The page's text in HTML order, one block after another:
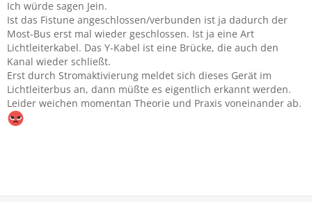
Ich würde sagen Jein.
Ist das Fistune angeschlossen/verbunden ist ja dadurch der
Most-Bus erst mal wieder geschlossen. Ist ja eine Art
Lichtleiterkabel. Das Y-Kabel ist eine Brücke, die auch den
Kanal wieder schließt.
Erst durch Stromaktivierung meldet sich dieses Gerät im
Lichtleiterbus an, dann müßte es eigentlich erkannt werden.
Leider weichen momentan Theorie und Praxis voneinander ab.